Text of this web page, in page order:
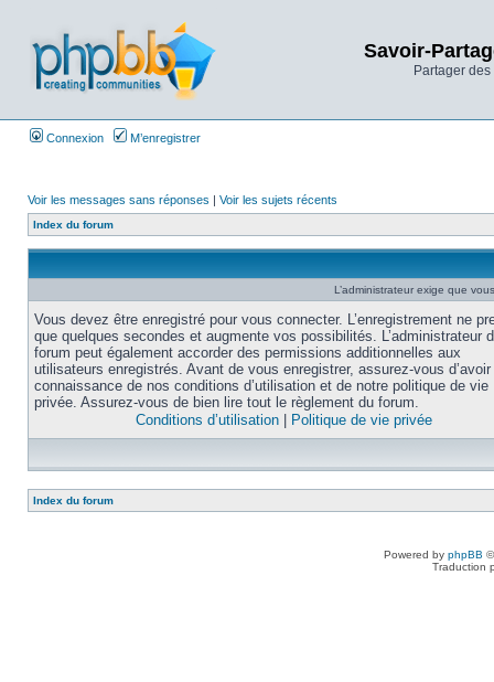
Savoir-
Partager
Connexion M’enregistrer
Voir les messages sans réponses | Voir les sujets récents
Index du forum
L’administrateur exige que
Vous devez être enregistré pour vous connecter. L’enregistrement ne
que quelques secondes et augmente vos possibilités. L’administrateur
forum peut également accorder des permissions additionnelles aux
utilisateurs enregistrés. Avant de vous enregistrer, assurez-vous
connaissance de nos conditions d’utilisation et de notre politique de vie
privée. Assurez-vous de bien lire tout le règlement du forum.
Conditions d’utilisation
Politique de vie privée
Index du forum
Powered by phpBB
Traduction